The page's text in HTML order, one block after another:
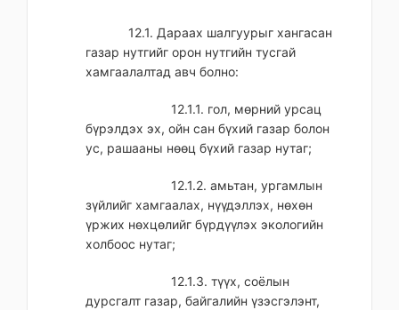
12.1. Дараах шалгуурыг хангасан
газар нутгийг орон нутгийн тусгай
хамгаалалтад авч болно:
12.1.1. гол, мөрний урсац
бүрэлдэх эх, ойн сан бүхий газар болон
ус, рашааны нөөц бүхий газар нутаг;
12.1.2. амьтан, ургамлын
зүйлийг хамгаалах, нүүдэллэх, нөхөн
үржих нөхцөлийг бүрдүүлэх экологийн
холбоос нутаг;
12.1.3. түүх, соёлын
дурсгалт газар, байгалийн үзэсгэлэнт,